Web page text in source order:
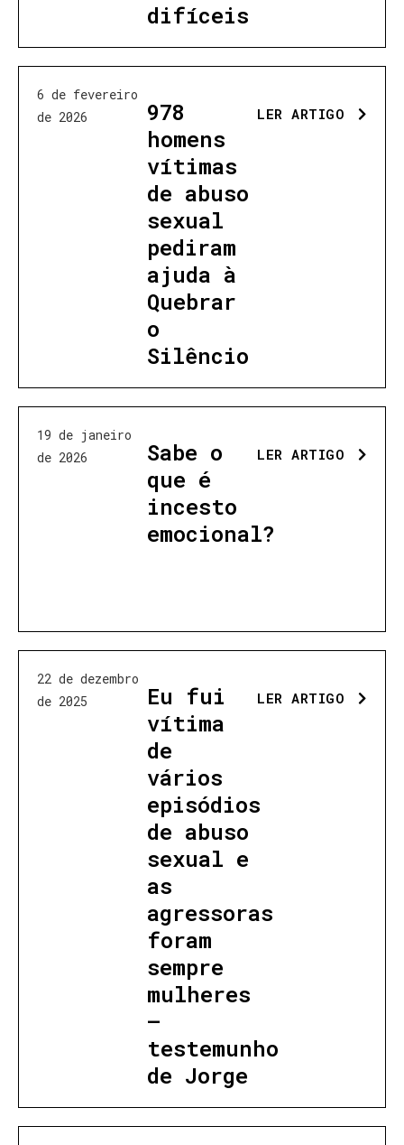
difíceis
6 de fevereiro
de 2026
978
homens
vítimas
de abuso
sexual
pediram
ajuda à
Quebrar
o
Silêncio
LER ARTIGO
19 de janeiro
de 2026
Sabe o
que é
incesto
emocional?
LER ARTIGO
22 de dezembro
de 2025
Eu fui
vítima
de
vários
episódios
de abuso
sexual e
as
agressoras
foram
sempre
mulheres
—
testemunho
de Jorge
LER ARTIGO